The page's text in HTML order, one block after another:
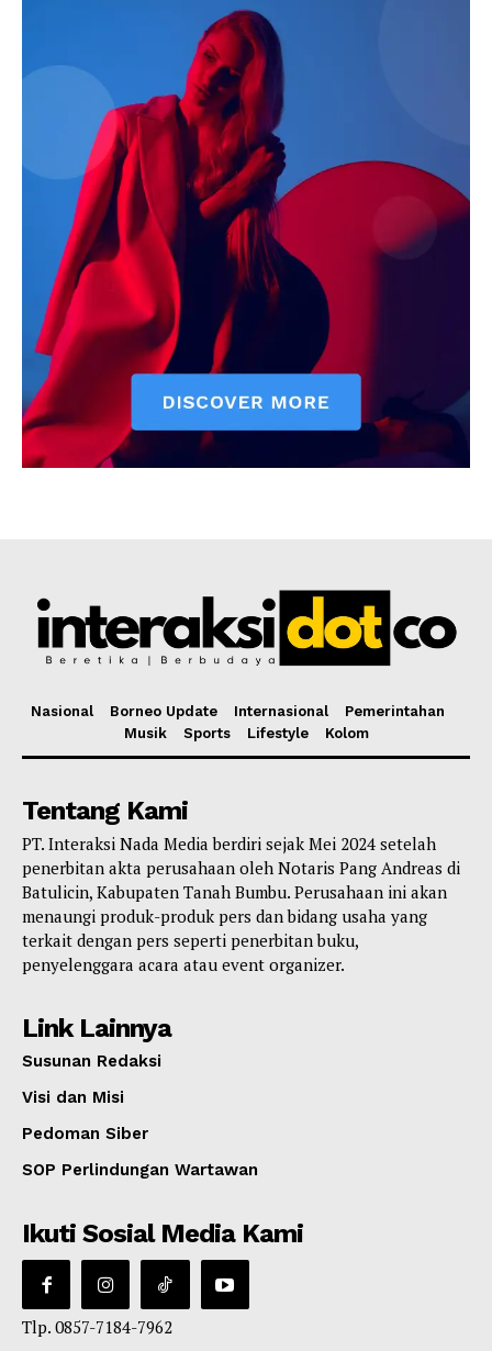
Nasional Borneo Update Internasional
Pemerintahan
Musik
Sports Lifestyle Kolom
Tentang Kami
PT. Interaksi Nada Media berdiri sejak Mei 2024 setelah
penerbitan akta perusahaan oleh Notaris Pang Andreas di
Batulicin, Kabupaten Tanah Bumbu. Perusahaan ini akan
menaungi produk-produk pers dan bidang usaha yang
terkait dengan pers seperti penerbitan buku,
penyelenggara acara atau event organizer.
Link Lainnya
Susunan Redaksi
Visi dan Misi
Pedoman Siber
SOP Perlindungan Wartawan
Ikuti Sosial Media Kami
Tlp. 0857-7184-7962